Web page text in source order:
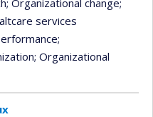
services
;
; Organizational